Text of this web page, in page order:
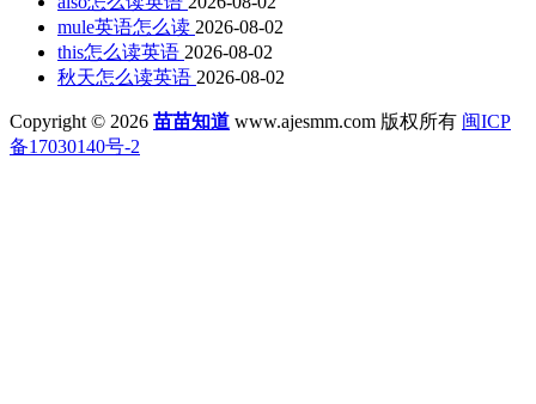
mule英语怎么读 2026-08-02
this怎么读英语 2026-08-02
秋天怎么读英语 2026-08-02
Copyright © 2026 苗苗知道 www.ajesmm.com 版权所有 闽ICP
备17030140号-2